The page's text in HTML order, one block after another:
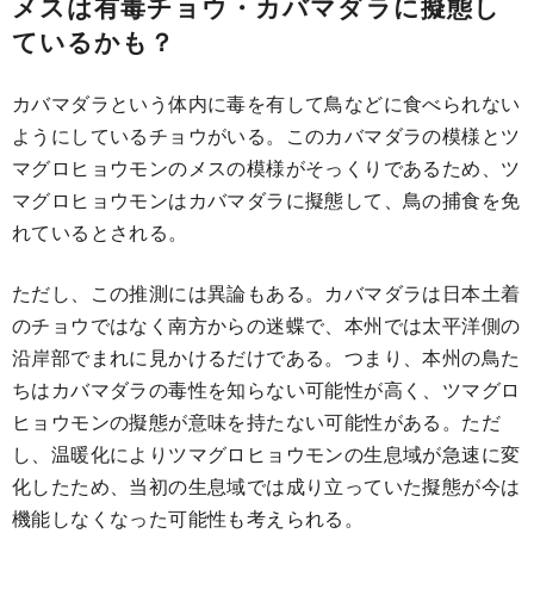
メスは有毒チョウ・カバマダラに擬態し
ているかも？
カバマダラという体内に毒を有して鳥などに食べられない
ようにしているチョウがいる。このカバマダラの模様とツ
マグロヒョウモンのメスの模様がそっくりであるため、ツ
マグロヒョウモンはカバマダラに擬態して、鳥の捕食を免
れているとされる。
ただし、この推測には異論もある。カバマダラは日本土着
のチョウではなく南方からの迷蝶で、本州では太平洋側の
沿岸部でまれに見かけるだけである。つまり、本州の鳥た
ちはカバマダラの毒性を知らない可能性が高く、ツマグロ
ヒョウモンの擬態が意味を持たない可能性がある。ただ
し、温暖化によりツマグロヒョウモンの生息域が急速に変
化したため、当初の生息域では成り立っていた擬態が今は
機能しなくなった可能性も考えられる。